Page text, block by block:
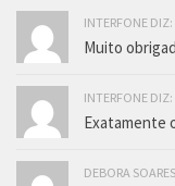
INTERFONE DIZ:
Muito
INTERFONE DIZ:
Exatamente
DEBORA